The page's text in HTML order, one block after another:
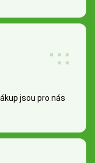
jsou pro nás